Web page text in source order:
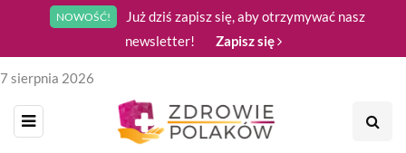
NOWOŚĆ!
Już dziś zapisz się, aby otrzymywać nasz
newsletter!
Zapisz się
7 sierpnia 2026